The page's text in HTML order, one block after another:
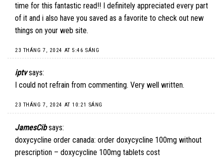
time for this fantastic read!! I definitely appreciated every part
of it and i also have you saved as a favorite to check out new
things on your web site.
23 THÁNG 7, 2024 AT 5:46 SÁNG
iptv says:
I could not refrain from commenting. Very well written.
23 THÁNG 7, 2024 AT 10:21 SÁNG
JamesCib says:
doxycycline order canada: order doxycycline 100mg without
prescription – doxycycline 100mg tablets cost